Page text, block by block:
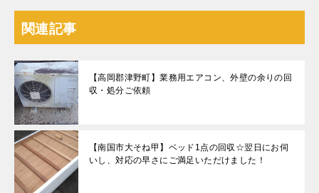
関連記事
【高岡郡津野町】業務用エアコン、外壁の余りの回
収・処分ご依頼
【南国市大そね甲】ベッド1点の回収☆翌日にお伺
いし、対応の早さにご満足いただけました！